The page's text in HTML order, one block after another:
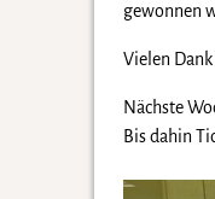
gewonnen
Vielen
Nächste
Bis dahin